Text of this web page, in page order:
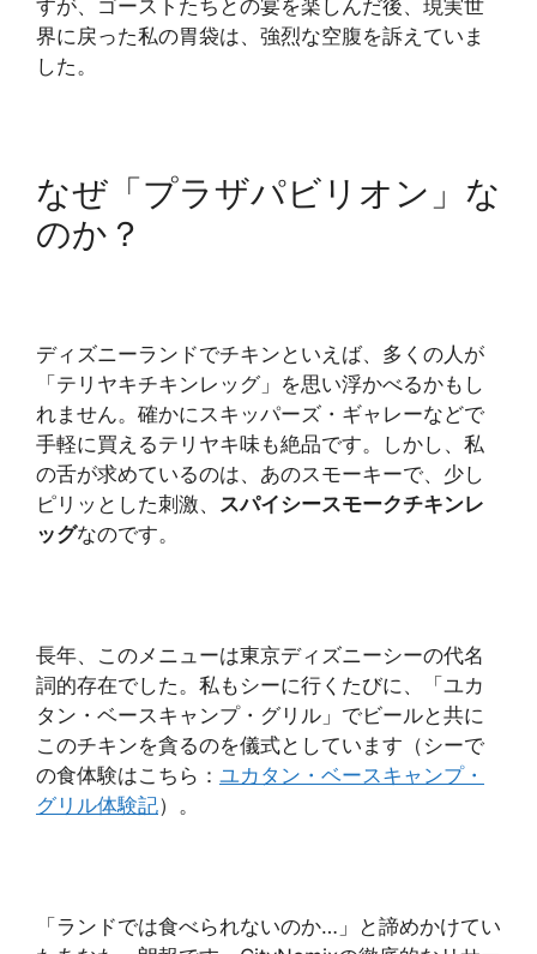
すが、ゴーストたちとの宴を楽しんだ後、現実世
界に戻った私の胃袋は、強烈な空腹を訴えていま
した。
なぜ「プラザパビリオン」な
のか？
ディズニーランドでチキンといえば、多くの人が
「テリヤキチキンレッグ」を思い浮かべるかもし
れません。確かにスキッパーズ・ギャレーなどで
手軽に買えるテリヤキ味も絶品です。しかし、私
の舌が求めているのは、あのスモーキーで、少し
ピリッとした刺激、 スパイシースモークチキンレ
ッグなのです。
長年、このメニューは東京ディズニーシーの代名
詞的存在でした。私もシーに行くたびに、「ユカ
タン・ベースキャンプ・グリル」でビールと共に
このチキンを貪るのを儀式としています（シーで
の食体験はこちら： ユカタン・ベースキャンプ・
グリル体験記）。
「ランドでは食べられないのか…」と諦めかけてい